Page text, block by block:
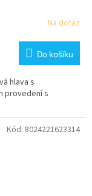
Na dotaz
Do košíku
hlava s
provedení s
Kód: 8024221623314